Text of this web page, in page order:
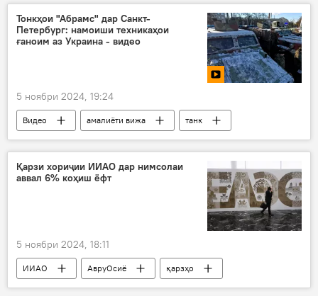
Тонкҳои "Абрамс" дар Санкт-
Петербург: намоиши техникаҳои
ғаноим аз Украина - видео
5 ноябри 2024, 19:24
Видео амалиёти вижа
танк
Украина
Намоишгоҳ
Санкт-Петербург
Қарзи хориҷии ИИАО дар нимсолаи
аввал 6% коҳиш ёфт
5 ноябри 2024, 18:11
ИИАО АвруОсиё
қарзҳо
коҳиш
Иқтисод